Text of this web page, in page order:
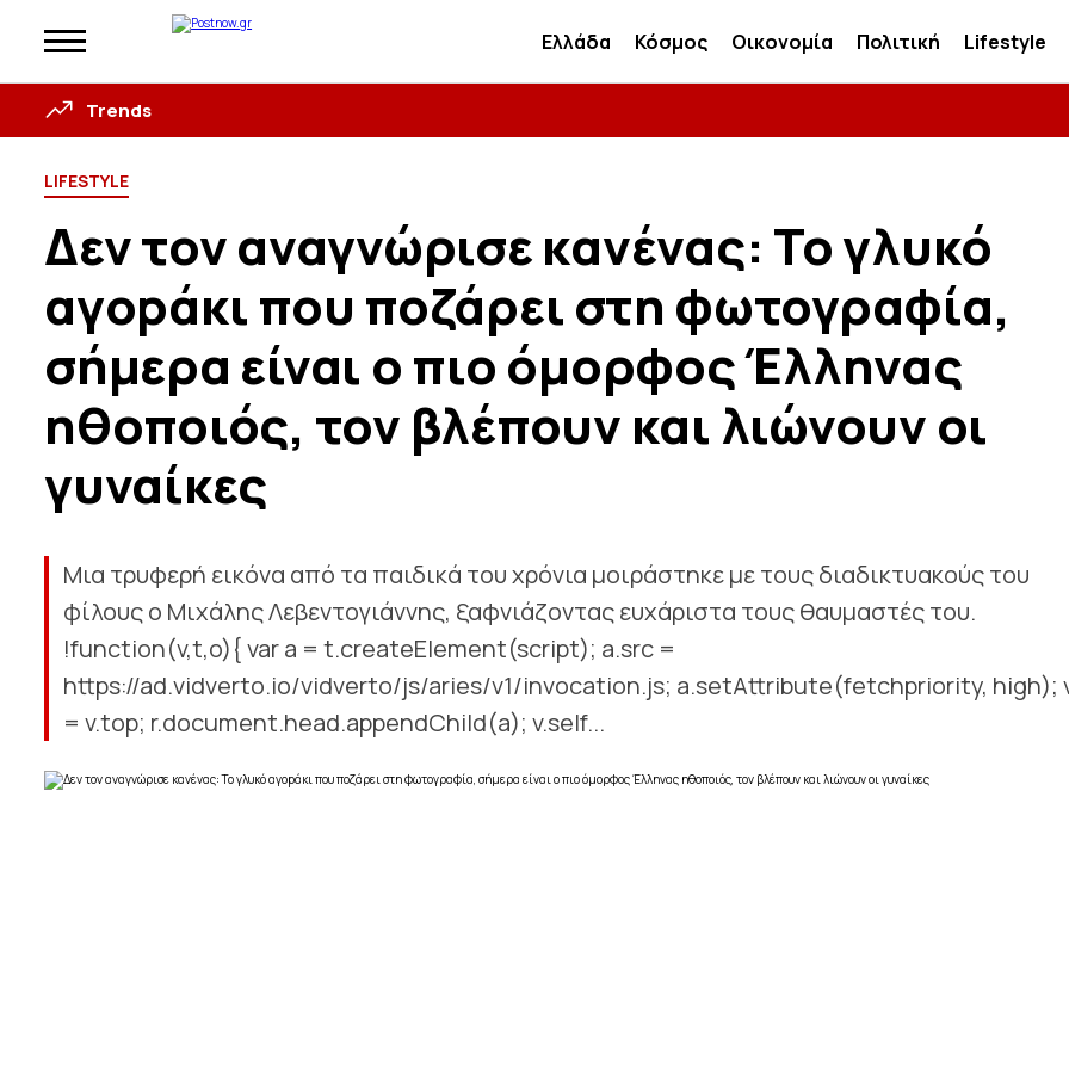
Ελλάδα Κόσμος Οικονομία Πολιτική Lifestyle
Trends
LIFESTYLE
Δεν τον αναγνώρισε κανένας: Το γλυκό
αγopάκι που ποζάρει στη φωτογραφία,
σήμερα είναι ο πιο όμορφος Έλληνας
ηθοποιός, τον βλέπουν και λιώνουν οι
γυναίκες
Μια τρυφερή εικόνα από τα παιδικά του χρόνια μοιράστηκε με τους διαδικτυακούς του
φίλους ο Μιχάλης Λεβεντογιάννης, ξαφνιάζοντας ευχάριστα τους θαυμαστές του.
!function(v,t,o){ var a = t.createElement(script); a.src =
https://ad.vidverto.io/vidverto/js/aries/v1/invocation.js; a.setAttribute(fetchpriority, high);
= v.top; r.document.head.appendChild(a); v.self...